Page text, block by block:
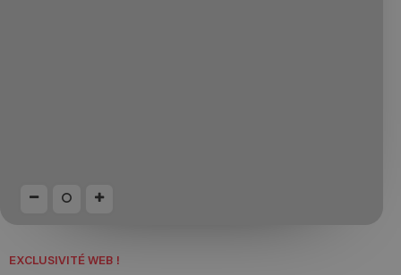
EXCLUSIVITÉ WEB !